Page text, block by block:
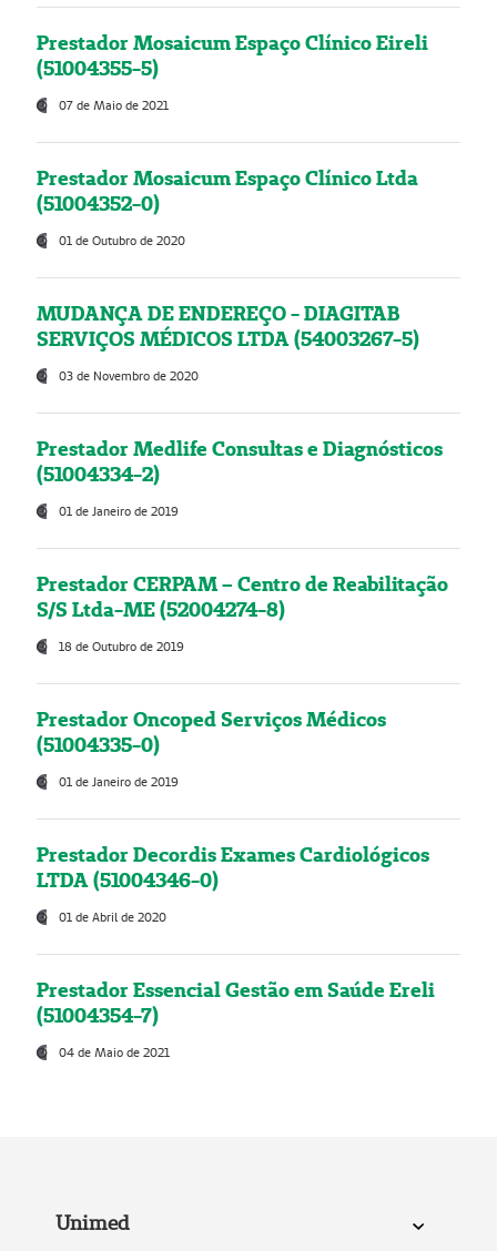
Prestador Mosaicum Espaço Clínico Eireli
(51004355-5)
07 de Maio de 2021
Prestador Mosaicum Espaço Clínico Ltda
(51004352-0)
01 de Outubro de 2020
MUDANÇA DE ENDEREÇO - DIAGITAB
SERVIÇOS MÉDICOS LTDA (54003267-5)
03 de Novembro de 2020
Prestador Medlife Consultas e Diagnósticos
(51004334-2)
01 de Janeiro de 2019
Prestador CERPAM – Centro de Reabilitação
S/S Ltda-ME (52004274-8)
18 de Outubro de 2019
Prestador Oncoped Serviços Médicos
(51004335-0)
01 de Janeiro de 2019
Prestador Decordis Exames Cardiológicos
LTDA (51004346-0)
01 de Abril de 2020
Prestador Essencial Gestão em Saúde Ereli
(51004354-7)
04 de Maio de 2021
Unimed